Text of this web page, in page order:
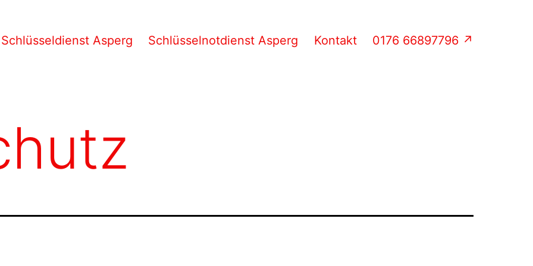
Schlüsseldienst Asperg Schlüsselnotdienst Asperg Kontakt 0176 66897796 ↗